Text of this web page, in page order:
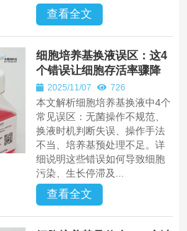
查看全文
细胞培养基换液误区：这4
个错误让细胞存活率骤降
2025/11/07 726
本文解析细胞培养基换液中4个
常见误区：无菌操作不规范、
换液时机判断失误、操作手法
不当、培养基预处理不足。详
细说明这些错误如何导致细胞
污染、生长停滞及...
查看全文